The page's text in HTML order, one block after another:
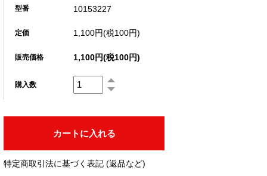
型番 10153227
定価 1,100円(税100円)
販売価格 1,100円(税100円)
購入数
特定商取引法に基づく表記 (返品など)